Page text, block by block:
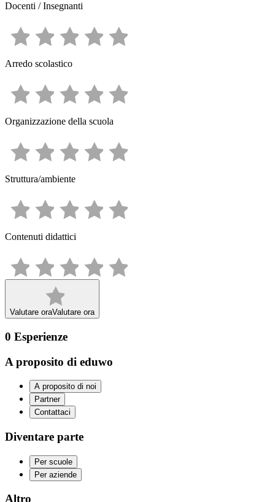
Docenti / Insegnanti
Arredo scolastico
Organizzazione della scuola
Struttura/ambiente
Contenuti didattici
Valutare oraValutare ora
0 Esperienze
A proposito di eduwo
A proposito di noi
Partner
Contattaci
Diventare parte
Per scuole
Per aziende
Altro